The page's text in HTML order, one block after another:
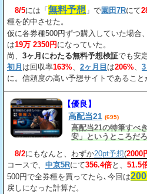
8/5には「 無料予想 」で園田7Rにて
種を的中させた。
仮に各券種500円ずつ購入していた場合、
は19万 2350円 になっていた。
尚、 3ヶ月にわたる無料予想検証でも安
初月 は回収率163%、 2ヶ月目 は206%、 3
に。信頼度の高い予想サイトであること
【優良】
高配当21 (695)
高配当21の特筆すべ
安」というところだ
8/2にもなんと、 わずか20pt予想(2000
コースで、 中京5Rにて356.4倍と、 51.5
500円で全券種を買ってたら､今回は
戻しになった計算だ。